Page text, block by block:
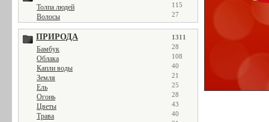
Толпа людей 115
Волосы 27
ПРИРОДА 1311
Бамбук 28
Облака 108
Капли воды 40
Земля 21
Ель 25
Огонь 28
Цветы 43
Трава 40